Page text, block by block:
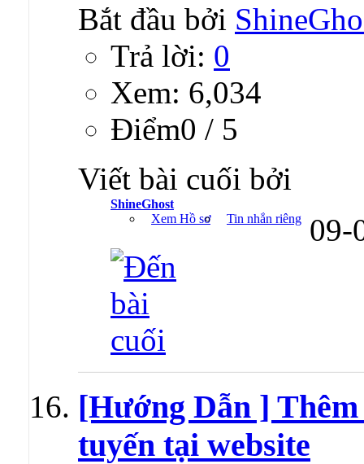
Bắt đầu bởi
Trả lời: 0
Xem: 6,034
Ðiểm0 / 5
Viết bài cuối bởi
ShineGhost
Xem Hồ sơ
Tin nhắn riêng 09-
[Hướng Dẫn ]
tuyến tại website